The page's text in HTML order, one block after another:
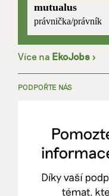
mutualus
právnička/právník
Více na EkoJobs >
PODPOŘTE NÁS